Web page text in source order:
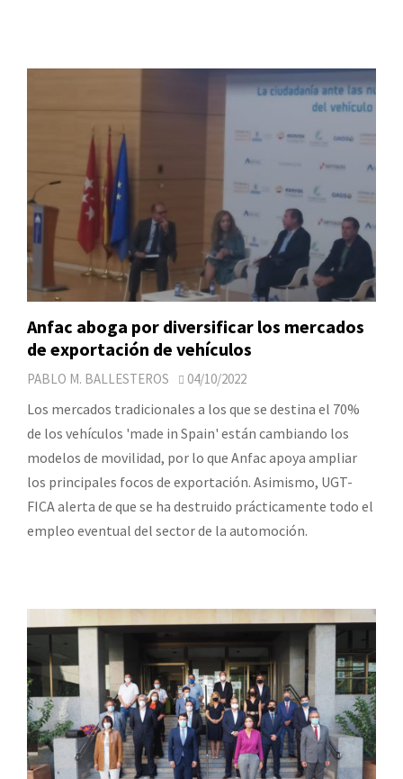
Anfac aboga por diversificar los mercados
de exportación de vehículos
PABLO M. BALLESTEROS 04/10/2022
Los mercados tradicionales a los que se destina el 70%
de los vehículos 'made in Spain' están cambiando los
modelos de movilidad, por lo que Anfac apoya ampliar
los principales focos de exportación. Asimismo, UGT-
FICA alerta de que se ha destruido prácticamente todo el
empleo eventual del sector de la automoción.